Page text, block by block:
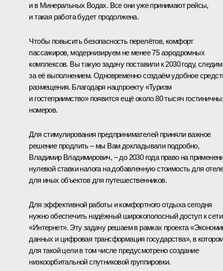
и в Минеральных Водах. Все они уже принимают рейсы,
и такая работа будет продолжена.
Чтобы повысить безопасность перелётов, комфорт
пассажиров, модернизируем не менее 75 аэродромных
комплексов. Вы такую задачу поставили к 2030 году, следим
за её выполнением. Одновременно создаём удобное
размещения. Благодаря нацпроекту «Туризм
и гостеприимство» появится ещё около 80 тысяч
номеров.
Для стимулирования предпринимателей приняли важное
решение продлить – мы Вам докладывали подробно,
Владимир Владимирович, – до 2030 года право на
нулевой ставки налога на добавленную стоимость для
для иных объектов для путешественников.
Для эффективной работы и комфортного отдыха сегодня
нужно обеспечить надёжный широкополосный доступ к сети
«Интернет». Эту задачу решаем в рамках проекта
данных и цифровая трансформация государства», в
для такой цели в том числе предусмотрено создание
низкоорбитальной спутниковой группировки.